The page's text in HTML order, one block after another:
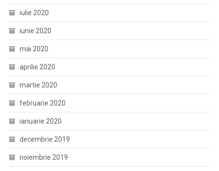
iulie 2020
iunie 2020
mai 2020
aprilie 2020
martie 2020
februarie 2020
ianuarie 2020
decembrie 2019
noiembrie 2019